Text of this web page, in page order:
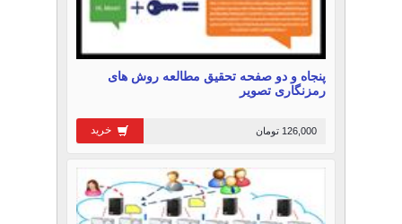
پنجاه و دو صفحه تحقیق مطالعه روش های
رمزنگاری تصویر
خرید 126,000 تومان